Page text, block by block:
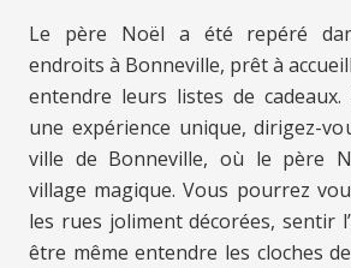
Le père Noël a été repéré
endroits à Bonneville, prêt à
entendre leurs listes de cadeaux.
une expérience unique, dirigez-
ville de Bonneville, où le père
village magique. Vous pourrez
les rues joliment décorées, sentir
être même entendre les cloches